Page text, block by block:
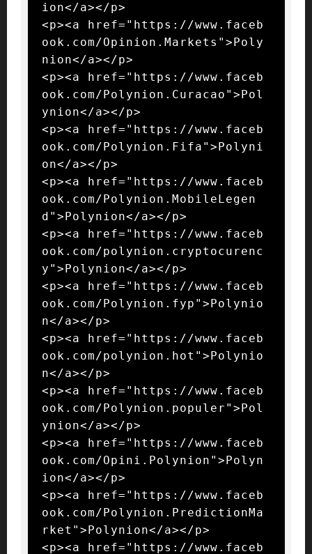
ion</a></p>
<p><a href="https://www.faceb
ook.com/Opinion.Markets">Poly
nion</a></p>
<p><a href="https://www.faceb
ook.com/Polynion.Curacao">Pol
ynion</a></p>
<p><a href="https://www.faceb
ook.com/Polynion.Fifa">Polyni
on</a></p>
<p><a href="https://www.faceb
ook.com/Polynion.MobileLegen
d">Polynion</a></p>
<p><a href="https://www.faceb
ook.com/polynion.cryptocurenc
y">Polynion</a></p>
<p><a href="https://www.faceb
ook.com/Polynion.fyp">Polynio
n</a></p>
<p><a href="https://www.faceb
ook.com/polynion.hot">Polynio
n</a></p>
<p><a href="https://www.faceb
ook.com/Polynion.populer">Pol
ynion</a></p>
<p><a href="https://www.faceb
ook.com/Opini.Polynion">Polyn
ion</a></p>
<p><a href="https://www.faceb
ook.com/Polynion.PredictionMa
rket">Polynion</a></p>
<p><a href="https://www.faceb